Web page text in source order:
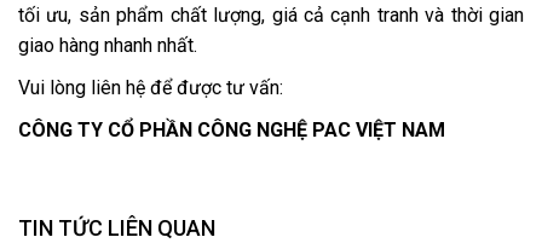
tối ưu, sản phẩm chất lượng, giá cả cạnh tranh và thời gian
giao hàng nhanh nhất.
Vui lòng liên hệ để được tư vấn:
CÔNG TY CỔ PHẦN CÔNG NGHỆ PAC VIỆT NAM
TIN TỨC LIÊN QUAN